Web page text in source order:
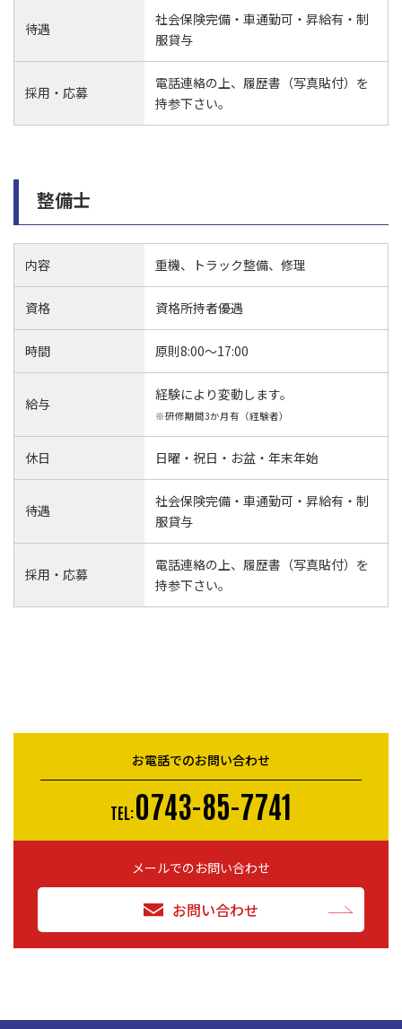
待遇
社会保険完備・車通勤可・昇給有・制
服貸与
採用・応募
電話連絡の上、履歴書（写真貼付）を
持参下さい。
整備士
内容 重機、トラック整備、修理
資格 資格所持者優遇
時間 原則8:00～17:00
給与
経験により変動します。
※研修期間3か月有（経験者）
休日 日曜・祝日・お盆・年末年始
待遇
社会保険完備・車通勤可・昇給有・制
服貸与
採用・応募
電話連絡の上、履歴書（写真貼付）を
持参下さい。
お電話でのお問い合わせ
TEL:0743-85-7741
メールでのお問い合わせ
お問い合わせ